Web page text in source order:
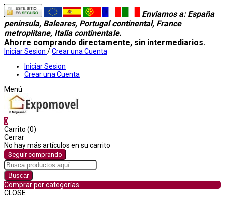
Enviamos a: España
peninsula, Baleares, Portugal continental, France
metroplitane, Italia continentale.
Ahorre comprando directamente, sin intermediarios.
Iniciar Sesion /Crear una Cuenta
Iniciar Sesion
Crear una Cuenta
Menú
0
Carrito (0)
Cerrar
No hay más artículos en su carrito
Seguir comprando
Buscar
Comprar por categorías
CLOSE